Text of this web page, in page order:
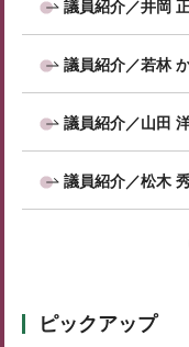
議員紹介／井岡
議員紹介／若林
議員紹介／山田
議員紹介／松木
ピックアップ